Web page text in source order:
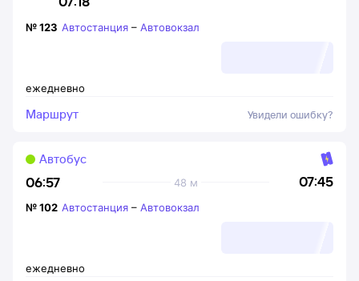
ежедневно
№123 Автостанция – Автовокзал
Маршрут Увидели ошибку?
06:57 07:45
48 м
Автобус
ежедневно
№102 Автостанция – Автовокзал